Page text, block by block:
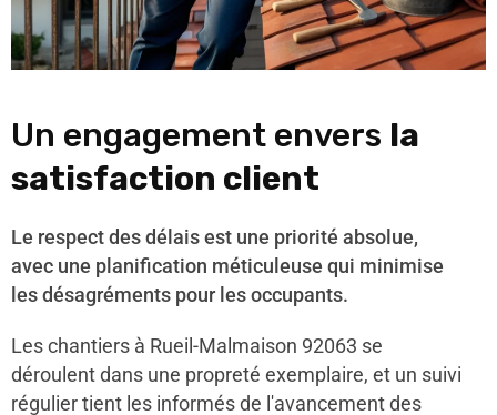
Un engagement envers la
satisfaction client
Le respect des délais est une priorité absolue,
avec une planification méticuleuse qui minimise
les désagréments pour les occupants.
Les chantiers à Rueil-Malmaison 92063 se
déroulent dans une propreté exemplaire, et un suivi
régulier tient les informés de l'avancement des